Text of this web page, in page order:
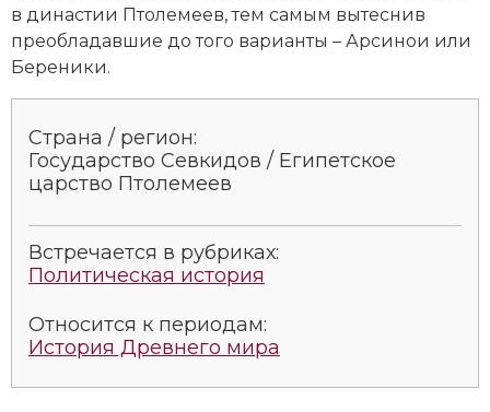
СССР
Южная Америка
в династии Птолемеев, тем самым вытеснив
преобладавшие до того варианты – Арсинои или
Береники.
Страна / регион:
Государство Севкидов / Египетское
царство Птолемеев
Встречается в рубриках:
Политическая история
Относится к периодам:
История Древнего мира